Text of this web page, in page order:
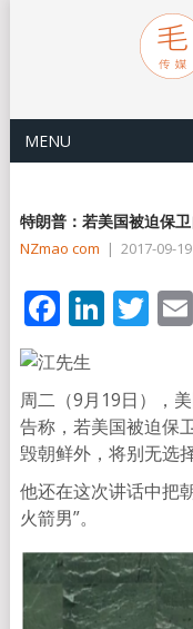
MENU
特朗普：若美国被迫保
NZmao com | 2017-09-19
周二（9月19日），
告称，若美国被迫保
毁朝鲜外，将别无选择
他还在这次讲话中把
火箭男”。